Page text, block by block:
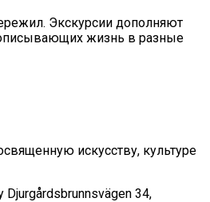
Экскурсии дополняют
жизнь в разные
искусству, культуре
34,